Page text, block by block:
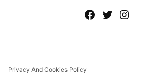
fb Tw tw
Privacy And Cookies Policy